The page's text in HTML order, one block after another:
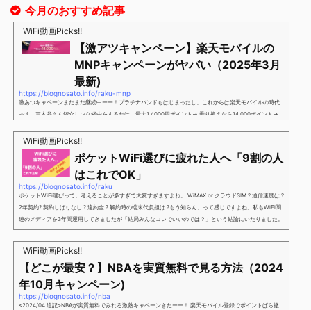
今月のおすすめ記事
WiFi動画Picks!!
【激アツキャンペーン】楽天モバイルの
MNPキャンペーンがヤバい（2025年3月
最新)
https://blognosato.info/raku-mnp
激あつキャペーンまだまだ継続中ーー！プラチナバンドもはじまったし、これからは楽天モバイルの時代
っす。三木谷さん紹介リンク経由をするだけ。最大1,4000円ポイント→ 乗り換えなら14,000ポイント→
谷さんキャンペーン／2回線目以降でもOK再契約でもでもOK背水の陣の楽天モバイル。ついに「最後の賭
け」とも思えるポイントばら撒きキャンペーンを発動してきました。■キャンペーン概要三木谷社長の特
別招待ページから楽天モバイ...
WiFi動画Picks!!
ポケットWiFi選びに疲れた人へ「9割の人
はこれでOK」
https://blognosato.info/raku
ポケットWiFi選びって、考えることが多すぎて大変すぎますよね。 WiMAX or クラウドSIM ? 通信速度は ?
2年契約? 契約しばりなし ? 違約金 ? 解約時の端末代負担は ?もう知らん、って感じですよね。私もWiFi関
連のメディアを3年間運用してきましたが「結局みんなコレでいいのでは？」という結論にいたりました。
ということで、「ポケットWiFi選びに疲れた」「結局どれがいいのか分からない」と言う人向けに【最終
解】を用意しました。ポケットWiFiのヘビーユーザー視点で「90％の人はこれだけでいいやん」というも
のなので、「多...
WiFi動画Picks!!
【どこが最安？】NBAを実質無料で見る方法（2024
年10月キャンペーン)
https://blognosato.info/nba
<2024/04 追記>NBAが実質無料でみれる激熱キャペーンきたーー！ 楽天モバイル登録でポイントばら撒